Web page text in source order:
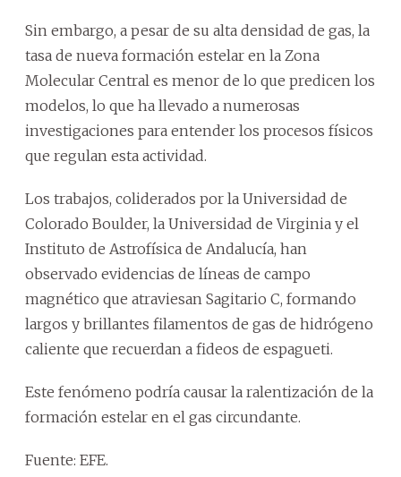
Sin embargo, a pesar de su alta densidad de gas, la
tasa de nueva formación estelar en la Zona
Molecular Central es menor de lo que predicen los
modelos, lo que ha llevado a numerosas
investigaciones para entender los procesos físicos
que regulan esta actividad.
Los trabajos, coliderados por la Universidad de
Colorado Boulder, la Universidad de Virginia y el
Instituto de Astrofísica de Andalucía, han
observado evidencias de líneas de campo
magnético que atraviesan Sagitario C, formando
largos y brillantes filamentos de gas de hidrógeno
caliente que recuerdan a fideos de espagueti.
Este fenómeno podría causar la ralentización de la
formación estelar en el gas circundante.
Fuente: EFE.